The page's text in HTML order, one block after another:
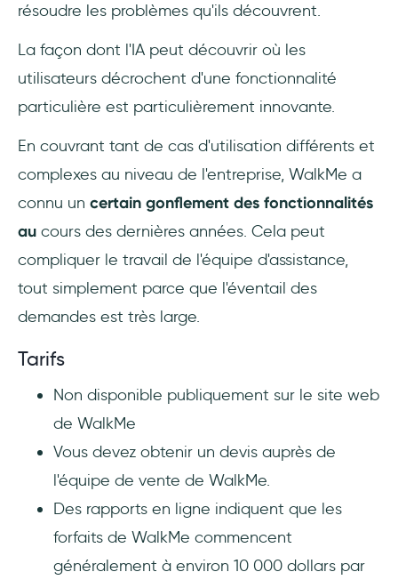
résoudre les problèmes qu'ils découvrent.
La façon dont l'IA peut découvrir où les
utilisateurs décrochent d'une fonctionnalité
particulière est particulièrement innovante.
En couvrant tant de cas d'utilisation différents et
complexes au niveau de l'entreprise, WalkMe a
connu un certain gonflement des fonctionnalités
au cours des dernières années. Cela peut
compliquer le travail de l'équipe d'assistance,
tout simplement parce que l'éventail des
demandes est très large.
Tarifs
Non disponible publiquement sur le site web
de WalkMe
Vous devez obtenir un devis auprès de
l'équipe de vente de WalkMe.
Des rapports en ligne indiquent que les
forfaits de WalkMe commencent
généralement à environ 10 000 dollars par